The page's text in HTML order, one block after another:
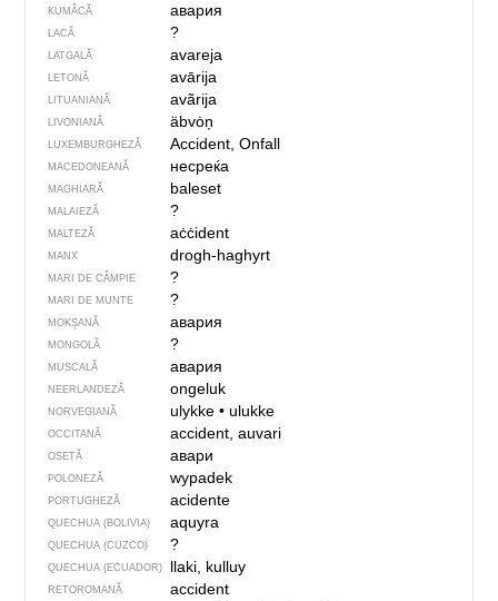
KUMÂCĂ авария
LACĂ ?
LATGALĂ avareja
LETONĂ avārija
LITUANIANĂ avãrija
LIVONIANĂ äbvȯņ
LUXEMBURGHEZĂ Accident, Onfall
MACEDONEANĂ несреќа
MAGHIARĂ baleset
MALAIEZĂ ?
MALTEZĂ aċċident
MANX drogh-haghyrt
MARI DE CÂMPIE ?
MARI DE MUNTE ?
MOKȘANĂ авария
MONGOLĂ ?
MUSCALĂ авария
NEERLANDEZĂ ongeluk
NORVEGIANĂ ulykke• ulukke
OCCITANĂ accident, auvari
OSETĂ авари
POLONEZĂ wypadek
PORTUGHEZĂ acidente
QUECHUA (BOLIVIA) aquyra
QUECHUA (CUZCO) ?
QUECHUA (ECUADOR) llaki, kulluy
RETOROMANĂ accident